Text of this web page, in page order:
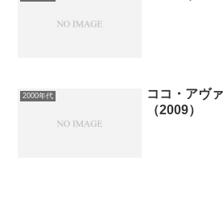
2000年代
ココ・アヴ
（2009）